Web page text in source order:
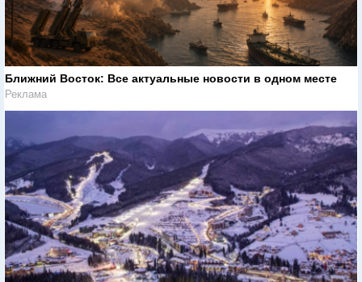
Ближний Восток: Все актуальные новости в одном месте
Реклама